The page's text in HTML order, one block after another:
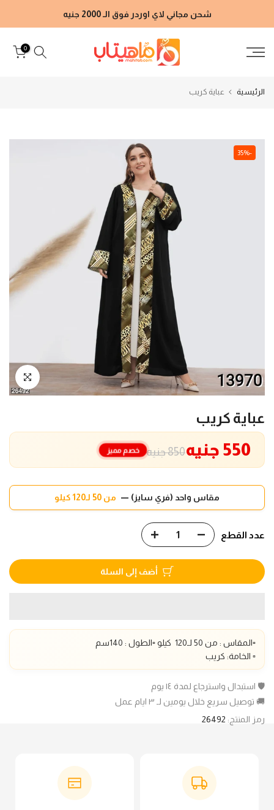
إلى
شحن مجاني لاي اوردر فوق الـ 2000 جنيه
0
الرئيسية عباية كريب
-35%
انقر للتكبير
عباية كريب
850 جنيه 550 جنيه خصم مميز
مقاس واحد (فري سايز) — من 50 لـ120 كيلو
عدد القطع
أضف إلى السلة
▫️المقاس : من 50 لـ1 20 كيلو ▫️الطول : 140سم
▫️ الخامة: كريب
🛡️ استبدال واسترجاع لمدة ١٤ يوم
🚚 توصيل سريع خلال يومين لـ ٣ ايام عمل
رمز المنتج: 26492